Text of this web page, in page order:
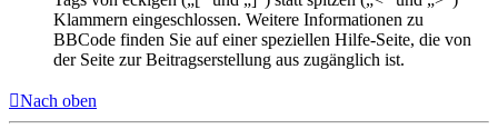
Klammern eingeschlossen. Weitere Informationen zu
BBCode finden Sie auf einer speziellen Hilfe-Seite, die von
der Seite zur Beitragserstellung aus zugänglich ist.
Nach oben